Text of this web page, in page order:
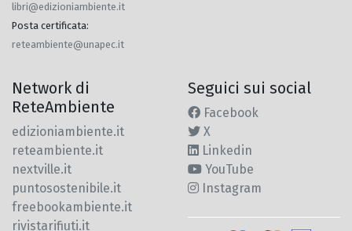
libri@edizioniambiente.it
Posta certificata:
reteambiente@unapec.it
Network di
ReteAmbiente
edizioniambiente.it
reteambiente.it
nextville.it
puntosostenibile.it
freebookambiente.it
rivistarifiuti.it
Seguici sui social
Facebook
X
Linkedin
YouTube
Instagram